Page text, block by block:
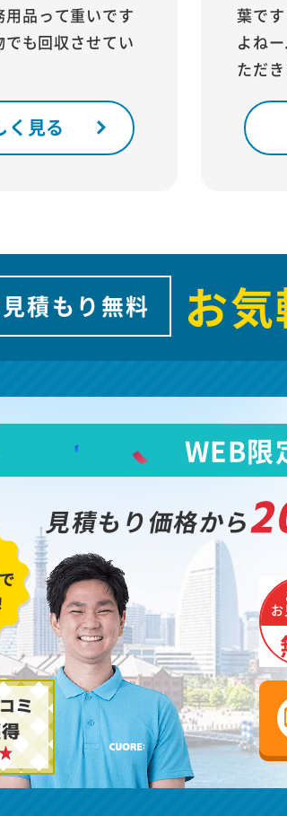
品って重いです
も回収させてい
く見る
葉で
よね
ただ
積もり無料 お
ミ
WEB限
見積もり価格から